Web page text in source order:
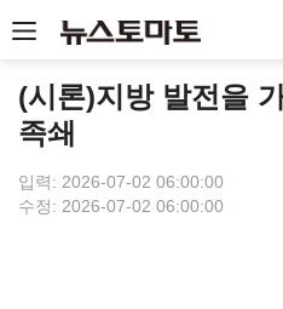
(시론)지방 발전을
족쇄
입력: 2026-07-02 06:00:00
수정: 2026-07-02 06:00:00